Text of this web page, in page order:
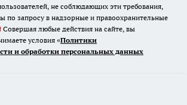
не соблюдающих эти требования,
по запросу в надзорные и правоохранительные
Совершая любые действия на сайте, вы
условия «Политики
и обработки персональных данных